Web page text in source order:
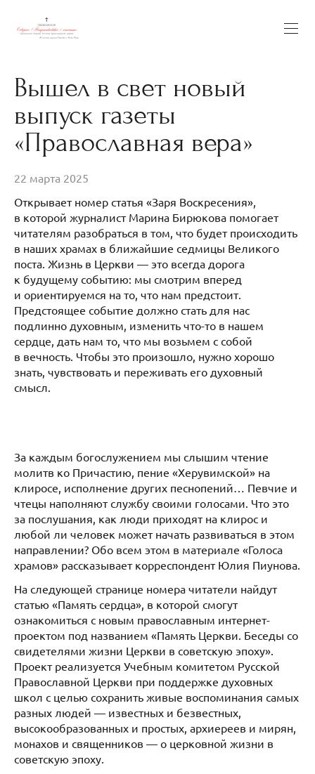
Вышел в свет новый
выпуск газеты
«Православная вера»
22 марта 2025
Открывает номер статья «Заря Воскресения»,
в которой журналист Марина Бирюкова помогает
читателям разобраться в том, что будет происходить
в наших храмах в ближайшие седмицы Великого
поста. Жизнь в Церкви — это всегда дорога
к будущему событию: мы смотрим вперед
и ориентируемся на то, что нам предстоит.
Предстоящее событие должно стать для нас
подлинно духовным, изменить что-то в нашем
сердце, дать нам то, что мы возьмем с собой
в вечность. Чтобы это произошло, нужно хорошо
знать, чувствовать и переживать его духовный
смысл.
За каждым богослужением мы слышим чтение
молитв ко Причастию, пение «Херувимской» на
клиросе, исполнение других песнопений… Певчие и
чтецы наполняют службу своими голосами. Что это
за послушания, как люди приходят на клирос и
любой ли человек может начать развиваться в этом
направлении? Обо всем этом в материале «Голоса
храмов» рассказывает корреспондент Юлия Пиунова.
На следующей странице номера читатели найдут
статью «Память сердца», в которой смогут
ознакомиться с новым православным интернет-
проектом под названием «Память Церкви. Беседы со
свидетелями жизни Церкви в советскую эпоху».
Проект реализуется Учебным комитетом Русской
Православной Церкви при поддержке духовных
школ с целью сохранить живые воспоминания самых
разных людей — известных и безвестных,
высокообразованных и простых, архиереев и мирян,
монахов и священников — о церковной жизни в
советскую эпоху.